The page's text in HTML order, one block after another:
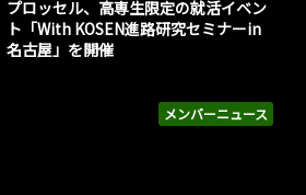
メンバーニュース
プロッセル、高専生限定の就活イベン
ト「With KOSEN進路研究セミナーin
名古屋」を開催